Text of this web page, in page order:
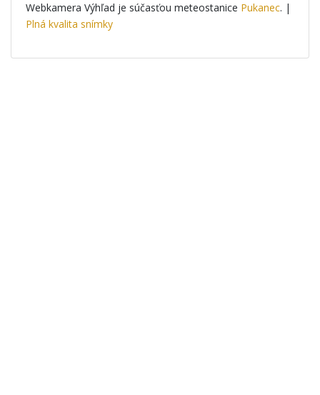
Webkamera Výhľad je súčasťou meteostanice Pukanec. |
Plná kvalita snímky